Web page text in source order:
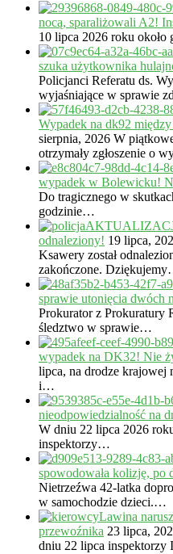
nocą, sparaliżowali A2!
10 lipca 2026 roku
szuka użytkownika
Policjanci Referatu ds.
wyjaśniające w sprawie
Wypadek na dk92
sierpnia, 2026 W
otrzymały zgłoszenie o
wypadek w Bolewicku!
Do tragicznego w
godzinie…
odnaleziony! 19 lipca,
Ksawery został
zakończone.
sprawie utonięcia dwóch
Prokurator z Prokuratury
śledztwo w sprawie…
wypadek na DK32! Nie
lipca, na drodze krajowej
i…
nieodpowiedzialność na
W dniu 22 lipca 2026
inspektorzy…
spowodowała kolizję, po
Nietrzeźwa 42-latka
w samochodzie dzieci.…
Lawina
przewoźnika 23 lipca,
dniu 22 lipca